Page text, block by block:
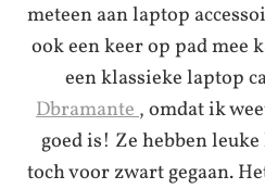
meteen aan laptop
ook een keer op pad mee
een klassieke laptop
Dbramante, omdat ik
goed is! Ze hebben
toch voor zwart gegaan.